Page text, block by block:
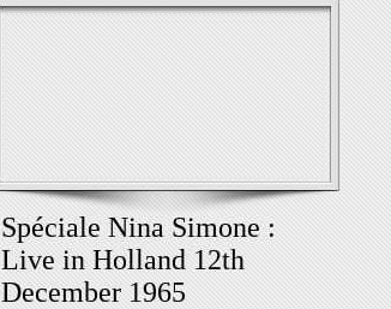
Spéciale Nina Simone :
Live in Holland 12th
December 1965